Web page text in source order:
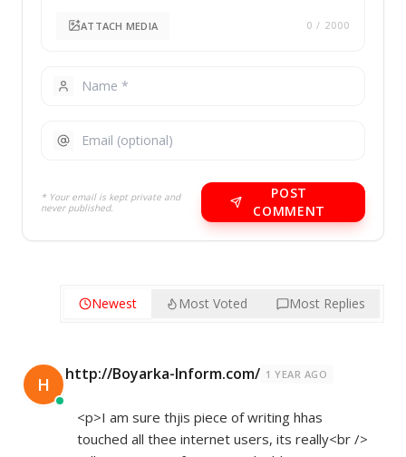
ATTACH MEDIA 0 / 2000
* Your email is kept private and
never published.
POST
COMMENT
Newest Most Voted Most Replies
H http://Boyarka-Inform.com/ 1 YEAR AGO
<p>I am sure thjis piece of writing hhas
touched all thee internet users, its really<br />